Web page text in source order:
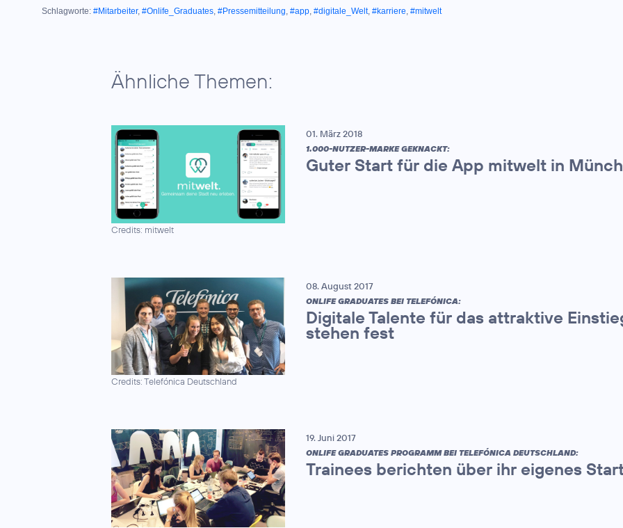
Schlagworte: #Mitarbeiter, #Onlife_Graduates, #Pressemitteilung, #app, #digitale_Welt, #karriere, #mitwelt
Ähnliche Themen:
Credits: mitwelt
01. März 2018
1.000-NUTZER-MARKE GEKNACKT:
Guter Start für die App mitwelt in
Credits: Telefónica Deutschland
08. August 2017
ONLIFE GRADUATES BEI TELEFÓNICA:
Digitale Talente für das attraktive
stehen fest
19. Juni 2017
ONLIFE GRADUATES PROGRAMM BEI TELEFÓNICA DEUTSCHLAND:
Trainees berichten über ihr eigenes